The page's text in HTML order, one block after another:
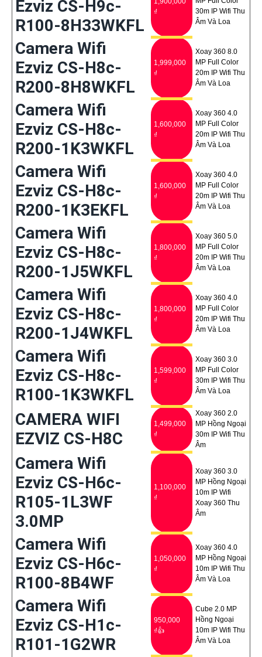
Ezviz CS-H9c-
R100-8H33WKFL
₫
30m IP Wifi Thu
Âm Và Loa
Camera Wifi
Ezviz CS-H8c-
R200-8H8WKFL
1,999,000
₫
Xoay 360 8.0
MP Full Color
20m IP Wifi Thu
Âm Và Loa
Camera Wifi
Ezviz CS-H8c-
R200-1K3WKFL
1,600,000
₫
Xoay 360 4.0
MP Full Color
20m IP Wifi Thu
Âm Và Loa
Camera Wifi
Ezviz CS-H8c-
R200-1K3EKFL
1,600,000
₫
Xoay 360 4.0
MP Full Color
20m IP Wifi Thu
Âm Và Loa
Camera Wifi
Ezviz CS-H8c-
R200-1J5WKFL
1,800,000
₫
Xoay 360 5.0
MP Full Color
20m IP Wifi Thu
Âm Và Loa
Camera Wifi
Ezviz CS-H8c-
R200-1J4WKFL
1,800,000
₫
Xoay 360 4.0
MP Full Color
20m IP Wifi Thu
Âm Và Loa
Camera Wifi
Ezviz CS-H8c-
R100-1K3WKFL
1,599,000
₫
Xoay 360 3.0
MP Full Color
30m IP Wifi Thu
Âm Và Loa
CAMERA WIFI
EZVIZ CS-H8C
1,499,000
₫
Xoay 360 2.0
MP Hồng Ngoại
30m IP Wifi Thu
Âm
Camera Wifi
Ezviz CS-H6c-
R105-1L3WF
3.0MP
1,100,000
₫
Xoay 360 3.0
MP Hồng Ngoại
10m IP Wifi
Xoay 360 Thu
Âm
Camera Wifi
Ezviz CS-H6c-
R100-8B4WF
1,050,000
₫
Xoay 360 4.0
MP Hồng Ngoại
10m IP Wifi Thu
Âm Và Loa
Camera Wifi
Ezviz CS-H1c-
R101-1G2WR
950,000
₫👍
Cube 2.0 MP
Hồng Ngoại
10m IP Wifi Thu
Âm Và Loa